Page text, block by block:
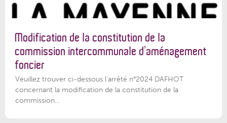
Modification de la constitution de la
commission intercommunale d’aménagement
foncier
Veuillez trouver ci-dessous l'arrêté n°2024 DAFHOT
concernant la modification de la constitution de la
commission...